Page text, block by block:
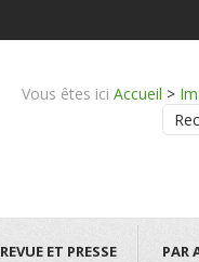
Vous êtes ici Accueil >
REVUE ET PRESSE PAR